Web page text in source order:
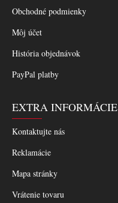
Obchodné podmienky
Môj účet
História objednávok
PayPal platby
EXTRA INFORMÁCIE
Kontaktujte nás
Reklamácie
Mapa stránky
Vrátenie tovaru